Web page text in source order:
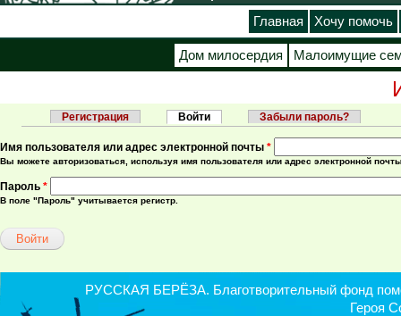
Главная Хочу помочь
Дом милосердия Малоимущие
Главные вкладки
Регистрация Войти (активная вкладка)
Забыли пароль?
Имя пользователя или адрес электронной почты *
Вы можете авторизоваться, используя имя пользователя или адрес электронной
Пароль *
В поле "Пароль" учитывается регистр.
РУССКАЯ БЕРЁЗА. Благотворительный фонд
Героя